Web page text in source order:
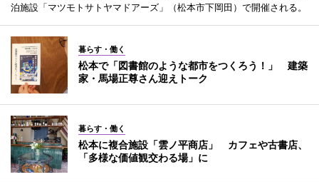
泊施設「マツモトサトヤマドアーズ」（松本市下岡田）で開催される。
暮らす・働く
松本で「図書館のような都市をつくろう！」 建築
家・馬場正尊さん迎えトーク
暮らす・働く
松本に複合施設「雲ノ平商店」 カフェや古書店、
「多様な価値観交わる場」に